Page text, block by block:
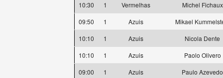
10:30
1 Vermelhas
Michel Fichaux
09:50
1 Azuis
Mikael
10:10
1 Azuis
Nicola Dente
10:10
1 Azuis
Paolo Olivero
09:00
1 Azuis
Paulo Azevedo